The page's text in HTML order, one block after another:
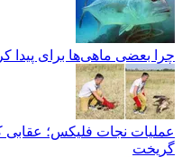
چرا بعضی ماهی‌ها برای پیدا
عملیات نجات فلیکس؛ عقابی
گریخت